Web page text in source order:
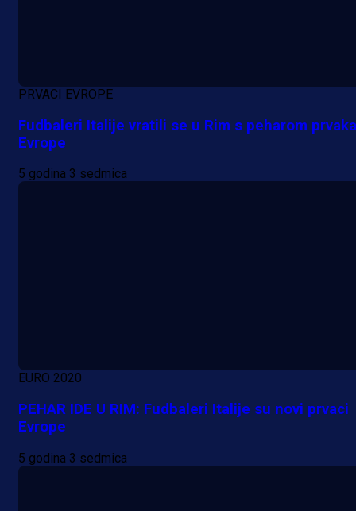
PRVACI EVROPE
Fudbaleri Italije vratili se u Rim s peharom prvaka
Evrope
5 godina 3 sedmica
EURO 2020
PEHAR IDE U RIM: Fudbaleri Italije su novi prvaci
Evrope
5 godina 3 sedmica